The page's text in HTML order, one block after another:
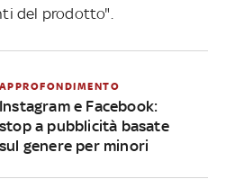
del prodotto".
APPROFONDIMENTO
Instagram e Facebook:
stop a pubblicità basate
sul genere per minori